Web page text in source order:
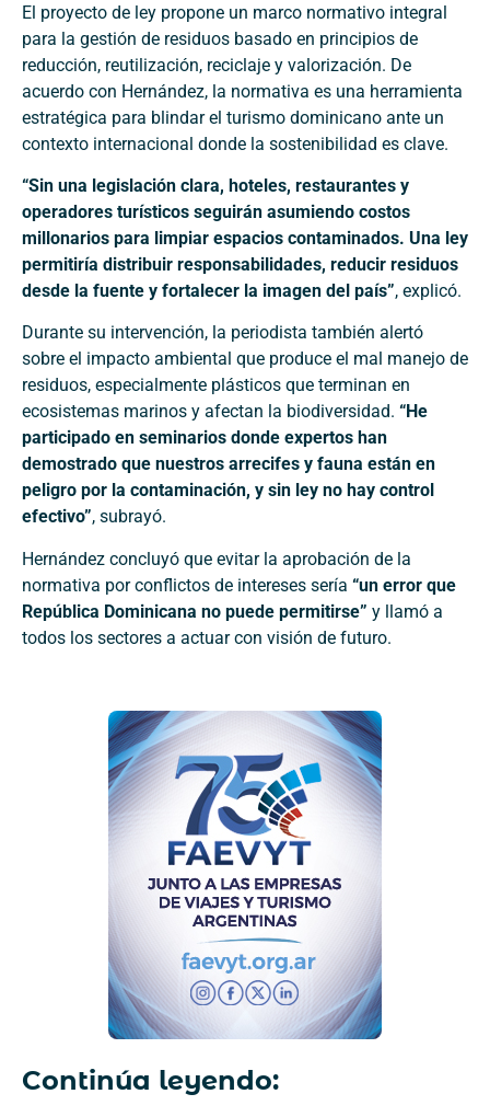
El proyecto de ley propone un marco normativo integral
para la gestión de residuos basado en principios de
reducción, reutilización, reciclaje y valorización. De
acuerdo con Hernández, la normativa es una herramienta
estratégica para blindar el turismo dominicano ante un
contexto internacional donde la sostenibilidad es clave.
“Sin una legislación clara, hoteles, restaurantes y
operadores turísticos seguirán asumiendo costos
millonarios para limpiar espacios contaminados. Una ley
permitiría distribuir responsabilidades, reducir residuos
desde la fuente y fortalecer la imagen del país”, explicó.
Durante su intervención, la periodista también alertó
sobre el impacto ambiental que produce el mal manejo de
residuos, especialmente plásticos que terminan en
ecosistemas marinos y afectan la biodiversidad. “He
participado en seminarios donde expertos han
demostrado que nuestros arrecifes y fauna están en
peligro por la contaminación, y sin ley no hay control
efectivo”, subrayó.
Hernández concluyó que evitar la aprobación de la
normativa por conflictos de intereses sería “un error que
República Dominicana no puede permitirse” y llamó a
todos los sectores a actuar con visión de futuro.
Continúa leyendo: